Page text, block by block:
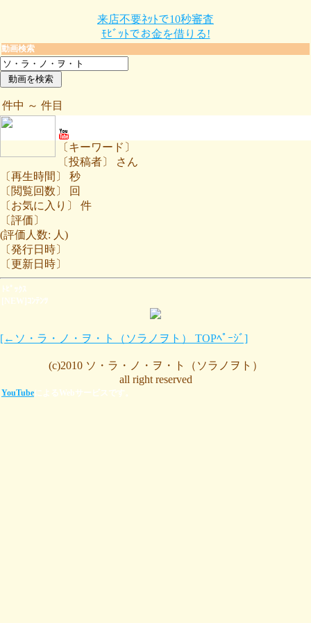
来店不要ﾈｯﾄで10秒審査
ﾓﾋﾞｯﾄでお金を借りる!
動画検索
件中 ～ 件目
〔キーワード〕
〔投稿者〕 さん
〔再生時間〕 秒
〔閲覧回数〕 回
〔お気に入り〕 件
〔評価〕
(評価人数: 人)
〔発行日時〕
〔更新日時〕
ﾄﾋﾟｯｸｽ
[NEW]ｺﾝﾃﾝﾂ
[←ソ・ラ・ノ・ヲ・ト（ソラノヲト） TOPﾍﾟｰｼﾞ]
(c)2010 ソ・ラ・ノ・ヲ・ト（ソラノヲト）
all right reserved
YouTube によるWebサービスです。